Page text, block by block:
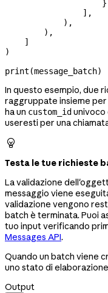
                    }
                ],
            ),
        ),
    ]
)
print (message_batch)
In questo esempio, due
raggruppate insieme
ha un custom_id univoco
useresti per una

Testa le tue richieste
La validazione
messaggio viene
validazione vengono
batch è terminata. Puoi
tuo input verificando
Messages API.
Quando un batch viene
uno stato di elaborazione
Output